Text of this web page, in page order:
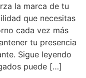
la marca de tu
que necesitas
cada vez más
tu presencia
Sigue leyendo
puede […]